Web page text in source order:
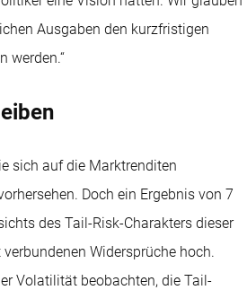
Ausgaben den kurzfristigen
werden.“
sich auf die Marktrenditen
Doch ein Ergebnis von 7
des Tail-Risk-Charakters dieser
Widersprüche hoch.
Volatilität beobachten, die Tail-